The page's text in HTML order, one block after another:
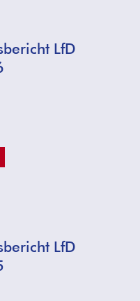
LfD
LfD